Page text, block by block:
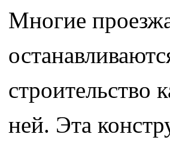
Многие
строительство
ней. Эта